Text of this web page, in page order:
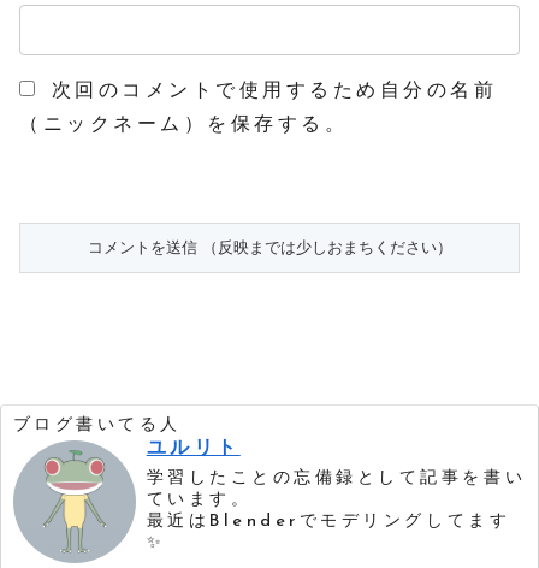
次回のコメントで使用するため自分の名前
（ニックネーム）を保存する。
ブログ書いてる人
ユルリト
学習したことの忘備録として記事を書い
ています。
最近はBlenderでモデリングしてます
✨